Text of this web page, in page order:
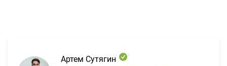
Артем Сутягин